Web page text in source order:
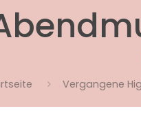
Vergangene